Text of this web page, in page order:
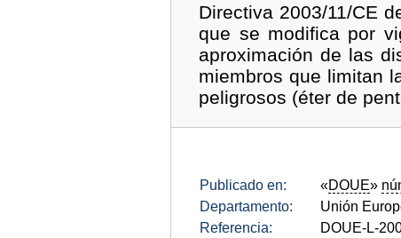
Directiva 2003/11/CE
que se modifica por
aproximación de las
miembros que limitan
peligrosos (éter de
Publicado en: «DOUE»
Departamento:
Unión
Referencia:
DOUE-L-